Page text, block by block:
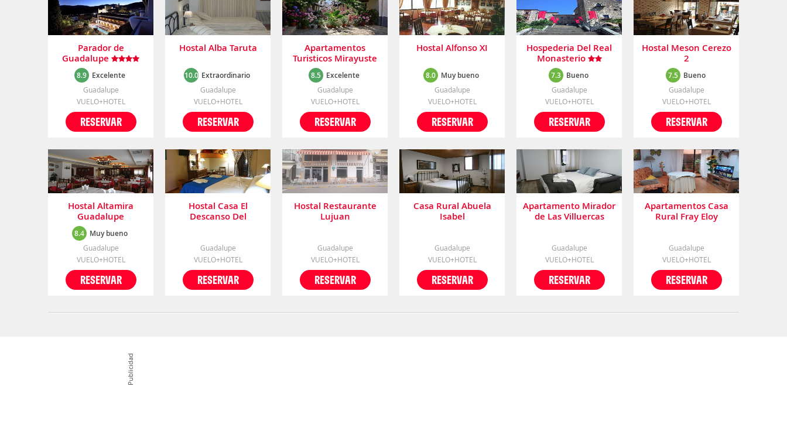
Parador de
Guadalupe
8.9 Excelente
Guadalupe
VUELO+HOTEL
RESERVAR
Hostal Alba Taruta
10.0 Extraordinario
Guadalupe
VUELO+HOTEL
RESERVAR
Apartamentos
Turisticos Mirayuste
8.5 Excelente
Guadalupe
VUELO+HOTEL
RESERVAR
Hostal Alfonso XI
8.0 Muy bueno
Guadalupe
VUELO+HOTEL
RESERVAR
Hospederia Del Real
Monasterio
7.3 Bueno
Guadalupe
VUELO+HOTEL
RESERVAR
Hostal Meson Cerezo
2
7.5 Bueno
Guadalupe
VUELO+HOTEL
RESERVAR
Hostal Altamira
Guadalupe
8.4 Muy bueno
Guadalupe
VUELO+HOTEL
RESERVAR
Hostal Casa El
Descanso Del
Guadalupe
VUELO+HOTEL
RESERVAR
Hostal Restaurante
Lujuan
Guadalupe
VUELO+HOTEL
RESERVAR
Casa Rural Abuela
Isabel
Guadalupe
VUELO+HOTEL
RESERVAR
Apartamento Mirador
de Las Villuercas
Guadalupe
VUELO+HOTEL
RESERVAR
Apartamentos Casa
Rural Fray Eloy
Guadalupe
VUELO+HOTEL
RESERVAR
Publicidad